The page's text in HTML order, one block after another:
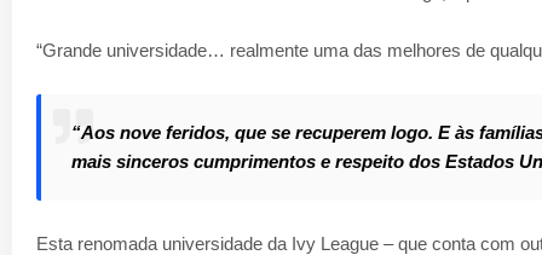
“Grande universidade… realmente uma das melhores de
“Aos nove feridos, que se recuperem logo. E às
mais sinceros cumprimentos e respeito dos Estados
Esta renomada universidade da Ivy League – que conta com